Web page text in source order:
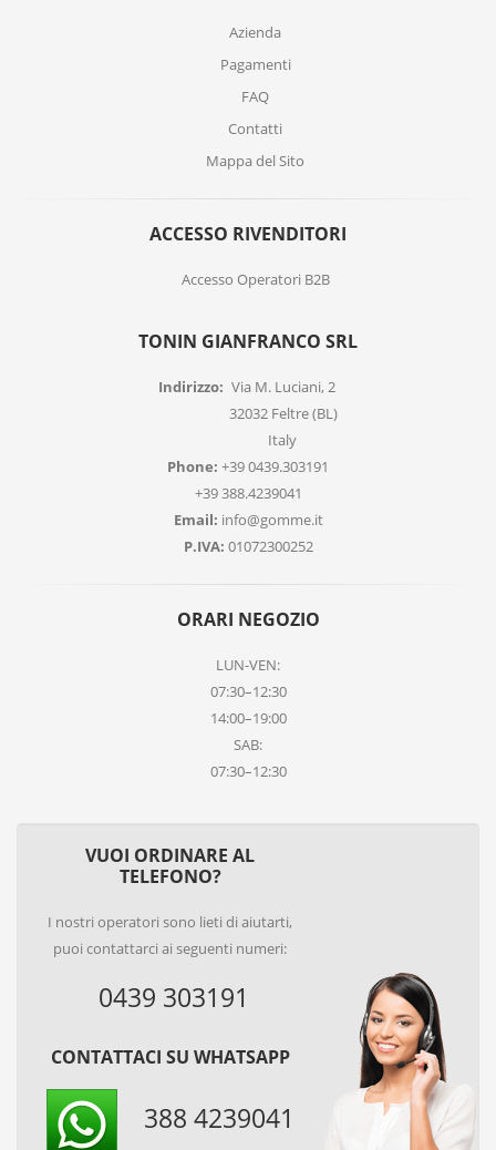
Azienda
Pagamenti
FAQ
Contatti
Mappa del Sito
ACCESSO RIVENDITORI
Accesso Operatori B2B
TONIN GIANFRANCO SRL
Indirizzo: Via M. Luciani, 2
32032 Feltre (BL)
Italy
Phone: +39 0439.303191
+39 388.4239041
Email: info@gomme.it
P.IVA: 01072300252
ORARI NEGOZIO
LUN-VEN:
07:30–12:30
14:00–19:00
SAB:
07:30–12:30
VUOI ORDINARE AL
TELEFONO?
I nostri operatori sono lieti di aiutarti,
puoi contattarci ai seguenti numeri:
0439 303191
CONTATTACI SU WHATSAPP
388 4239041